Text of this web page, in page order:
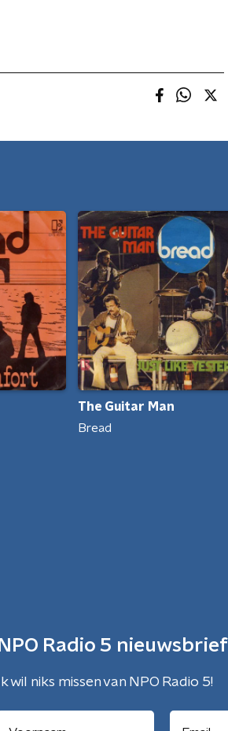
The Guitar Man
Bread
NPO Radio 5 nieuwsbrief
Ik wil niks missen van NPO Radio 5!